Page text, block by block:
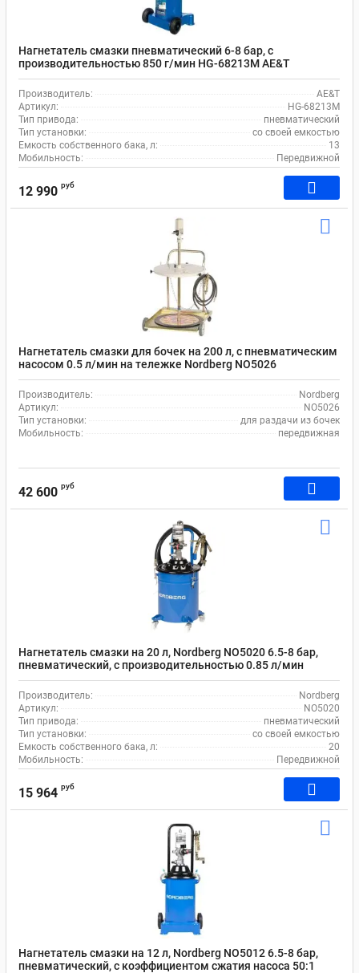
Нагнетатель смазки пневматический 6-8 бар, с
производительностью 850 г/мин HG-68213M AE&T
Производитель:
AE&T
Артикул:
HG-68213M
Тип привода:
пневматический
Тип установки:
со своей емкостью
Емкость собственного бака, л:
13
Мобильность:
Передвижной
12 990 руб
Нагнетатель смазки для бочек на 200 л, с пневматическим
насосом 0.5 л/мин на тележке Nordberg NO5026
Производитель:
Nordberg
Артикул:
NO5026
Тип установки:
для раздачи из бочек
Мобильность:
передвижная
42 600 руб
Нагнетатель смазки на 20 л, Nordberg NO5020 6.5-8 бар,
пневматический, с производительностью 0.85 л/мин
Производитель:
Nordberg
Артикул:
NO5020
Тип привода:
пневматический
Тип установки:
со своей емкостью
Емкость собственного бака, л:
20
Мобильность:
Передвижной
15 964 руб
Нагнетатель смазки на 12 л, Nordberg NO5012 6.5-8 бар,
пневматический, с коэффициентом сжатия насоса 50:1